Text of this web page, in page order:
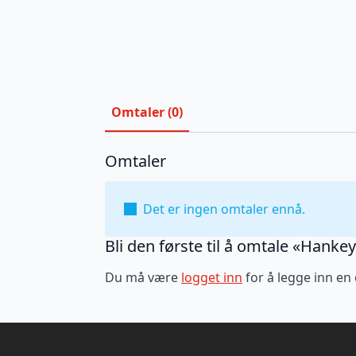
Omtaler (0)
Omtaler
Det er ingen omtaler ennå.
Bli den første til å omtale
Du må være logget inn for å legge inn en